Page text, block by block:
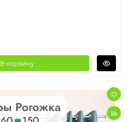
В корзину